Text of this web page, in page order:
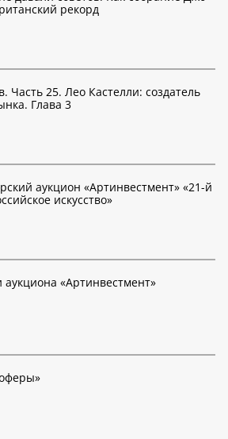
рекорд
Часть 25. Лео Кастелли: создатель
Глава 3
аукцион «Артинвестмент» «21-й
искусство»
«Артинвестмент»